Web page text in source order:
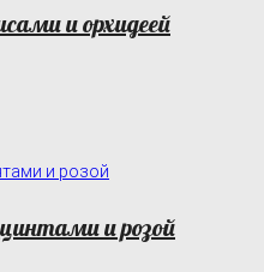
и орхидеей
и розой